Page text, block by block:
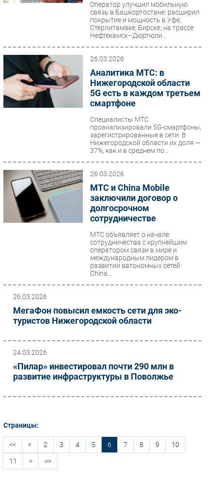
Оператор улучшил мобильную
связь в Башкортостане: расширил
покрытие и мощность в Уфе,
Стерлитамаке, Бирске, на трассе
Нефтекамск–Дюртюли...
26.03.2026
Аналитика МТС: в
Нижегородской области
5G есть в каждом третьем
смартфоне
Специалисты МТС
проанализировали 5G-смартфоны,
зарегистрированные в сети. В
Нижегородской области их доля —
37%, как и в среднем по...
26.03.2026
МТС и China Mobile
заключили договор о
долгосрочном
сотрудничестве
МТС объявляет о начале
сотрудничества с крупнейшим
оператором связи в мире и
международным лидером в
развитии автономных сетей
China...
26.03.2026
МегаФон повысил емкость сети для эко-
туристов Нижегородской области
24.03.2026
«Пилар» инвестировал почти 290 млн в
развитие инфраструктуры в Поволжье
Страницы:
<< < 2 3 4 5 6 7 8 9 10
11 > >>